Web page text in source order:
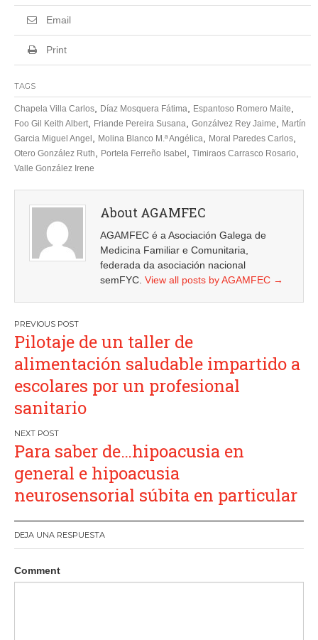
Email
Print
TAGS
Chapela Villa Carlos Díaz Mosquera Fátima Espantoso Romero Maite
Foo Gil Keith Albert Friande Pereira Susana Gonzálvez Rey Jaime
Martín
Garcia Miguel Angel
Molina Blanco M.ª Angélica Moral Paredes Carlos
Otero González Ruth Portela Ferreño Isabel Timiraos Carrasco Rosario
Valle González Irene
About AGAMFEC
AGAMFEC é a Asociación Galega de
Medicina Familiar e Comunitaria,
federada da asociación nacional
semFYC. View all posts by AGAMFEC →
Navegación
de
entradas
Pilotaje de un taller de
alimentación saludable impartido a
escolares por un profesional
sanitario
Para saber de…hipoacusia en
general e hipoacusia
neurosensorial súbita en particular
DEJA UNA RESPUESTA
Comment